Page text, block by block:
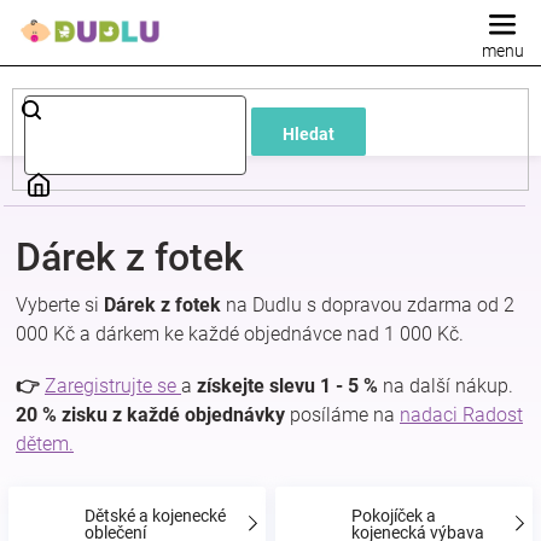
Hledat
Dětské
a
a
Dárek z fotek
Vyberte si Dárek z fotek na Dudlu s dopravou zdarma od 2
000 Kč a dárkem ke každé objednávce nad 1 000 Kč.
👉 Zaregistrujte se a získejte slevu 1 - 5 % na další nákup.
20 % zisku z každé objednávky posíláme na nadaci Radost
dětem.
Dětské a kojenecké
oblečení
Pokojíček a
kojenecká výbava